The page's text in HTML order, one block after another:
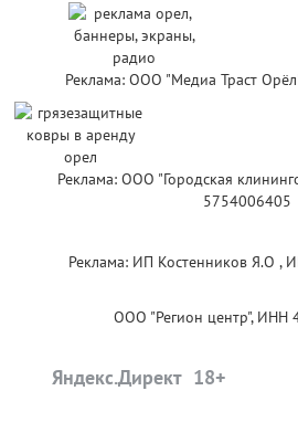
Реклама: ООО "Медиа Траст
Реклама: ООО "Городская
5754006405
Реклама: ИП Костенников Я.О ,
ООО "Регион центр", ИНН
Яндекс.Директ